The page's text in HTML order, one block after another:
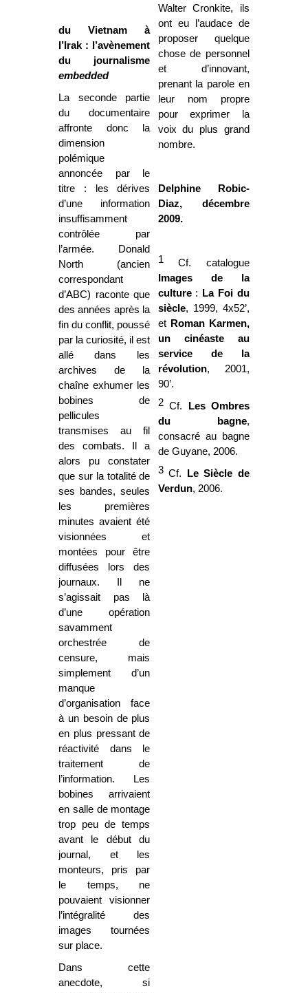
du Vietnam à
l’Irak : l’avènement
du journalisme
embedded
La seconde partie
du documentaire
affronte donc la
dimension
polémique
annoncée par le
titre : les dérives
d’une information
insuffisamment
contrôlée par
l’armée. Donald
North (ancien
correspondant
d’ABC) raconte que
des années après la
fin du conflit, poussé
par la curiosité, il est
allé dans les
archives de la
chaîne exhumer les
bobines de
pellicules
transmises au fil
des combats. Il a
alors pu constater
que sur la totalité de
ses bandes, seules
les premières
minutes avaient été
visionnées et
montées pour être
diffusées lors des
journaux. Il ne
s’agissait pas là
d’une opération
savamment
orchestrée de
censure, mais
simplement d’un
manque
d’organisation face
à un besoin de plus
en plus pressant de
réactivité dans le
traitement de
l’information. Les
bobines arrivaient
en salle de montage
trop peu de temps
avant le début du
journal, et les
monteurs, pris par
le temps, ne
pouvaient visionner
l’intégralité des
images tournées
sur place.
Dans cette
anecdote, si
Walter Cronkite, ils
ont eu l’audace de
proposer quelque
chose de personnel
et d’innovant,
prenant la parole en
leur nom propre
pour exprimer la
voix du plus grand
nombre.
Delphine Robic-
Diaz, décembre
2009.
1Cf. catalogue
Images de la
culture: La Foi du
siècle, 1999, 4x52’,
et Roman Karmen,
un cinéaste au
service de la
révolution, 2001,
90’.
2Cf.
Les Ombres
du bagne,
consacré au bagne
de Guyane, 2006.
3Cf.
Le Siècle de
Verdun, 2006.